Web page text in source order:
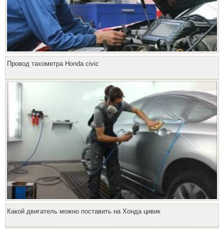
Провод тахометра Honda civic
Какой двигатель можно поставить на Хонда цивик